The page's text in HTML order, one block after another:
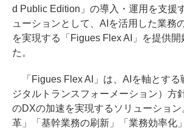
d Public Edition」の導入・運用を支援
ューションとして、AIを活用した業務
を実現する「Figues Flex AI」を提供開
た。
「Figues Flex AI」は、AIを軸とする
ジタルトランスフォーメーション）方
のDXの加速を実現するソリューショ
革」「基幹業務の刷新」「業務効率化